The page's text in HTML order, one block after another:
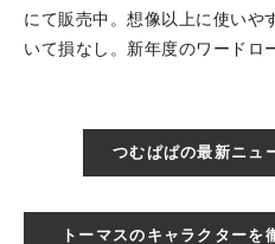
にて販売中。想像以上に使いや
いて損なし。新年度のワードロ
つむぱぱの最新ニュ
トーマスのキャラクターを